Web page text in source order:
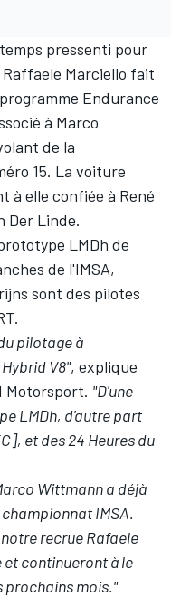
pressenti pour
Raffaele Marciello fait
Endurance
à Marco
de la
15. La voiture
à elle confiée à René
Der Linde.
LMDh de
de l'IMSA,
sont des pilotes
pilotage à
V8", explique
Motorsport. "D'une
LMDh, d'autre part
et des 24 Heures du
Wittmann a déjà
IMSA.
recrue Rafaele
continueront à le
prochains mois."